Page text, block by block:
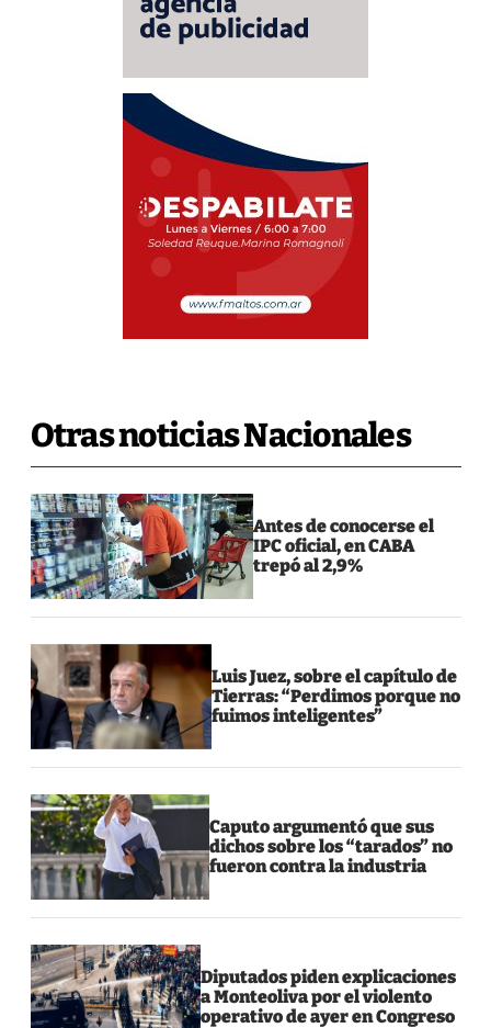
Otras noticias Nacionales
Antes de conocerse el
IPC oficial, en CABA
trepó al 2,9%
Luis Juez, sobre el capítulo de
Tierras: “Perdimos porque no
fuimos inteligentes”
Caputo argumentó que sus
dichos sobre los “tarados” no
fueron contra la industria
Diputados piden explicaciones
a Monteoliva por el violento
operativo de ayer en Congreso